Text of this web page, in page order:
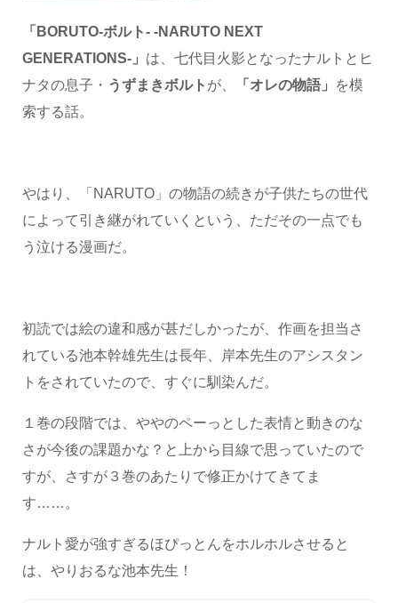
「BORUTO-ボルト- -NARUTO NEXT
GENERATIONS-」 は、七代目火影となったナルトとヒ
ナタの息子・ うずまきボルト が、 「オレの物語」
を模
索する話。
やはり、「NARUTO」の物語の続きが子供たちの世代
によって引き継がれていくという、ただその一点でも
う泣ける漫画だ。
初読では絵の違和感が甚だしかったが、作画を担当さ
れている池本幹雄先生は長年、岸本先生のアシスタン
トをされていたので、すぐに馴染んだ。
１巻の段階では、ややのペーっとした表情と動きのな
さが今後の課題かな？と上から目線で思っていたので
すが、さすが３巻のあたりで修正かけてきてま
す……。
ナルト愛が強すぎるほぴっとんをホルホルさせると
は、やりおるな池本先生！